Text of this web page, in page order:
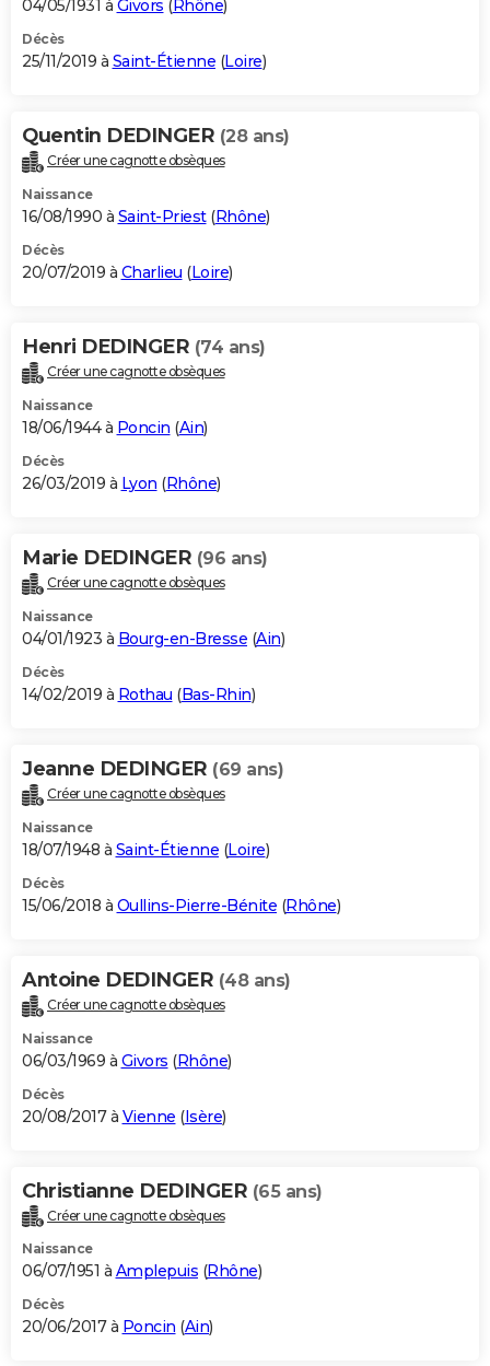
04/05/1931 à Givors ( Rhône)
Décès
25/11/2019 à Saint-Étienne (Loire)
Quentin DEDINGER (28 ans)
Créer une cagnotte obsèques
Naissance
16/08/1990 à Saint-Priest(Rhône)
Décès
20/07/2019 à Charlieu (Loire)
Henri DEDINGER (74 ans)
Créer une cagnotte obsèques
Naissance
18/06/1944 à Poncin (Ain)
Décès
26/03/2019 à Lyon (Rhône)
Marie DEDINGER (96 ans)
Créer une cagnotte obsèques
Naissance
04/01/1923 à Bourg-en-Bresse (Ain)
Décès
14/02/2019 à Rothau (Bas-Rhin)
Jeanne DEDINGER (69 ans)
Créer une cagnotte obsèques
Naissance
18/07/1948 à Saint-Étienne (Loire)
Décès
15/06/2018 à Oullins-Pierre-Bénite (Rhône)
Antoine DEDINGER (48 ans)
Créer une cagnotte obsèques
Naissance
06/03/1969 à Givors (Rhône)
Décès
20/08/2017 à Vienne (Isère)
Christianne DEDINGER (65 ans)
Créer une cagnotte obsèques
Naissance
06/07/1951 à Amplepuis (Rhône)
Décès
20/06/2017 à Poncin (Ain)